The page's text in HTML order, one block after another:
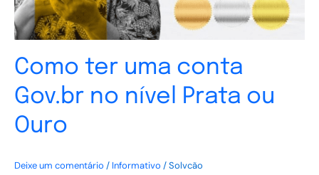
Como ter uma conta
Gov.br no nível Prata ou
Ouro
Deixe um comentário / Informativo /Solvcão
Ouro